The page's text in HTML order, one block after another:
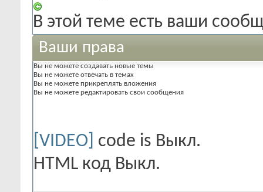
В этой теме есть ваши
Ваши права
Вы не можете создавать новые темы
Вы не можете отвечать в темах
Вы не можете прикреплять вложения
Вы не можете редактировать свои сообщения
[VIDEO] code is Выкл.
HTML код Выкл.